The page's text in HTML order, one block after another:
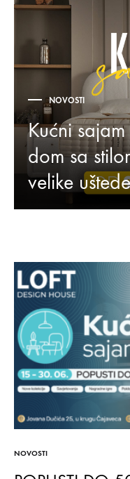
NOVOSTI
Kućni
dom sa
velike
NOVOSTI